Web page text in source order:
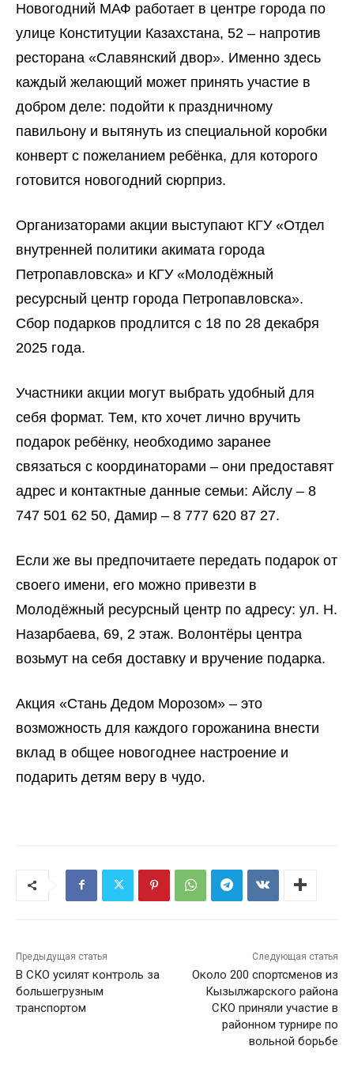
Новогодний МАФ работает в центре города по
улице Конституции Казахстана, 52 – напротив
ресторана «Славянский двор». Именно здесь
каждый желающий может принять участие в
добром деле: подойти к праздничному
павильону и вытянуть из специальной коробки
конверт с пожеланием ребёнка, для которого
готовится новогодний сюрприз.
Организаторами акции выступают КГУ «Отдел
внутренней политики акимата города
Петропавловска» и КГУ «Молодёжный
ресурсный центр города Петропавловска».
Сбор подарков продлится с 18 по 28 декабря
2025 года.
Участники акции могут выбрать удобный для
себя формат. Тем, кто хочет лично вручить
подарок ребёнку, необходимо заранее
связаться с координаторами – они предоставят
адрес и контактные данные семьи: Айслу – 8
747 501 62 50, Дамир – 8 777 620 87 27.
Если же вы предпочитаете передать подарок от
своего имени, его можно привезти в
Молодёжный ресурсный центр по адресу: ул. Н.
Назарбаева, 69, 2 этаж. Волонтёры центра
возьмут на себя доставку и вручение подарка.
Акция «Стань Дедом Морозом» – это
возможность для каждого горожанина внести
вклад в общее новогоднее настроение и
подарить детям веру в чудо.
Предыдущая статья
В СКО усилят контроль за
большегрузным
транспортом
Следующая статья
Около 200 спортсменов из
Кызылжарского района
СКО приняли участие в
районном турнире по
вольной борьбе